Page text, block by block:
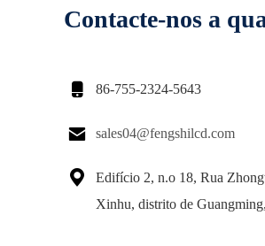
Contacte-nos a
 86-755-2324-5643
 sales04@fengshilcd.com

Edifício 2, n.o 18, Rua
Xinhu, distrito de